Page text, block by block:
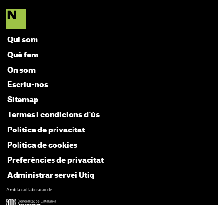
Qui som
Què fem
On som
Escriu-nos
Sitemap
Termes i condicions d'ús
Política de privacitat
Política de cookies
Preferències de privacitat
Administrar servei Utiq
Amb la col·laboració de: